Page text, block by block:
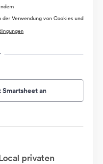
Verwendung von Cookies und
an
privaten